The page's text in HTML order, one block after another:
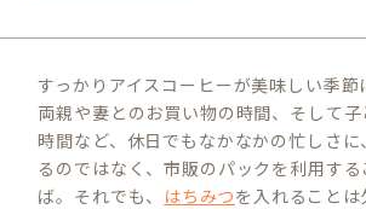
すっかりアイスコーヒーが美味しい季節
両親や妻とのお買い物の時間、そして
時間など、休日でもなかなかの忙しさ
るのではなく、市販のパックを利用する
ば。それでも、 はちみつを入れることは